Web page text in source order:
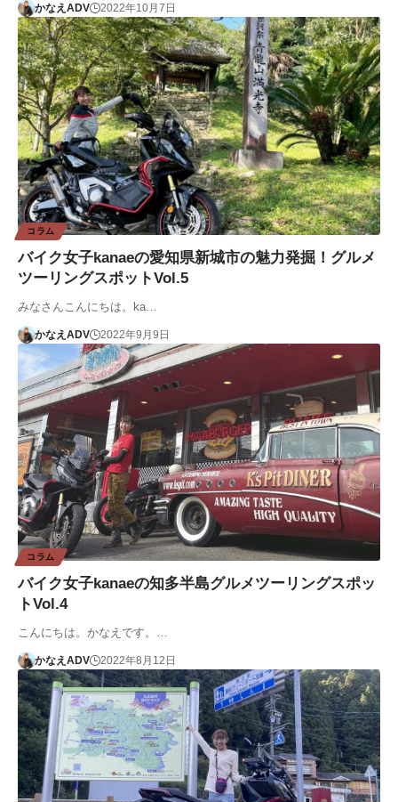
かなえADV 2022年10月7日
コラム
バイク女子kanaeの愛知県新城市の魅力発掘！グルメ
ツーリングスポットVol.5
みなさんこんにちは。ka…
かなえADV 2022年9月9日
コラム
バイク女子kanaeの知多半島グルメツーリングスポッ
トVol.4
こんにちは。かなえです。…
かなえADV 2022年8月12日